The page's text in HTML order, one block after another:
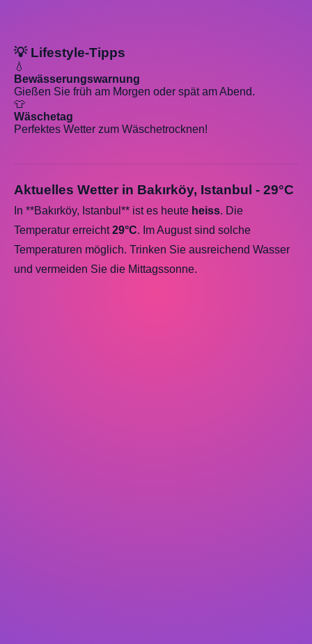
💡 Lifestyle-Tipps
💧
Bewässerungswarnung
Gießen Sie früh am Morgen oder spät am Abend.
👕
Wäschetag
Perfektes Wetter zum Wäschetrocknen!
Aktuelles Wetter in Bakırköy, Istanbul - 29°C
In **Bakırköy, Istanbul** ist es heute heiss. Die
Temperatur erreicht29°C. Im August sind solche
Temperaturen möglich. Trinken Sie ausreichend Wasser
und vermeiden Sie die Mittagssonne.